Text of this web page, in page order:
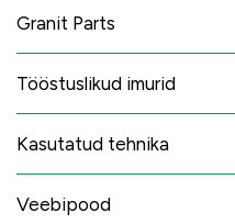
Granit Parts
Tööstuslikud imurid
Kasutatud tehnika
Veebipood